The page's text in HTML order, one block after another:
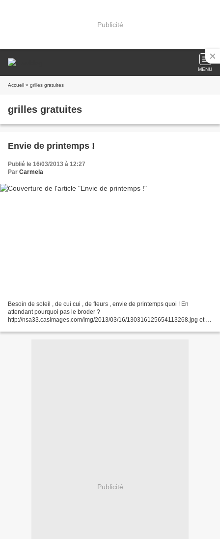
Publicité
MENU
Accueil » grilles gratuites
grilles gratuites
Envie de printemps !
Publié le 16/03/2013 à 12:27
Par Carmela
Besoin de soleil , de cui cui , de fleurs , envie de printemps quoi ! En
attendant pourquoi pas le broder ?
http://nsa33.casimages.com/img/2013/03/16/130316125654113268.jpg et la
Publicité